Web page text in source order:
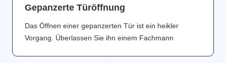
Gepanzerte Türöffnung
Das Öffnen einer gepanzerten Tür ist ein heikler
Vorgang. Überlassen Sie ihn einem Fachmann